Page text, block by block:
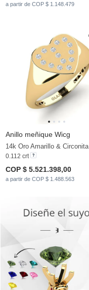
a partir de COP $ 1.148.479
Anillo meñique Wicg
14k Oro Amarillo & Circonita
0.112 crt
COP $ 5.521.398,00
a partir de COP $ 1.488.563